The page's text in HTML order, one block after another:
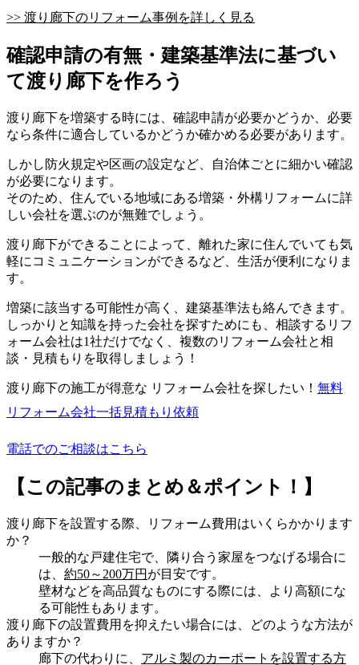
>> 渡り廊下のリフォーム事例を詳しく見る
確認申請の有無・建築基準法に基づい
て渡り廊下を作ろう
渡り廊下を増築する時には、確認申請が必要かどうか、必要
なら条件に適合しているかどうか確かめる必要があります。
しかし防火規定や区画の設定など、自治体ごとに細かい確認
が必要になります。
そのため、住んでいる地域にある増築・外構リフォームに詳
しい会社を選ぶのが無難でしょう。
渡り廊下ができることによって、離れた家に住んでいても気
軽にコミュニケーションができるなど、生活が便利になりま
す。
増築に該当する可能性が高く、建築基準法も絡んできます。
しっかりと知識を持った会社を探すためにも、相談するリフ
ォーム会社は1社だけでなく、複数のリフォーム会社と相
談・見積もりを取得しましょう！
渡り廊下の施工が得意な リフォーム会社を探したい！ 無料
リフォーム会社一括見積もり依頼
電話でのご相談はこちら
【この記事のまとめ＆ポイント！】
渡り廊下を設置する際、リフォーム費用はいくらかかります
か？
一般的な戸建住宅で、隣り合う家屋をつなげる場合に
は、 約50～200万円 が目安です。
壁材などを高品質なものにする際には、より高額にな
る可能性もあります。
渡り廊下の設置費用を抑えたい場合には、どのような方法が
ありますか？
廊下の代わりに、 アルミ製のカーポートを設置する方